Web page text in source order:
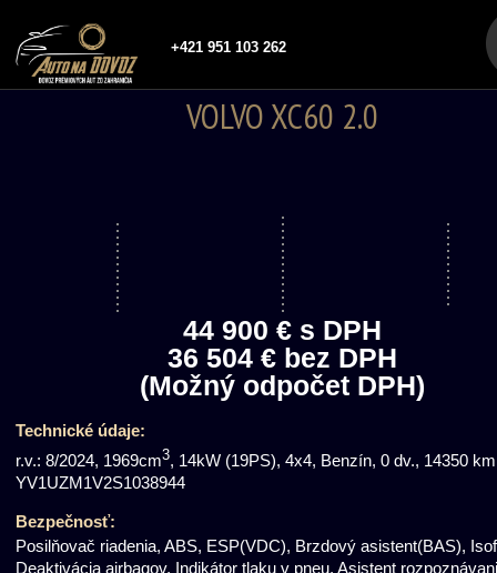
+421 951 103 262
VOLVO XC60 2.0
44 900 € s DPH
36 504 € bez DPH
(Možný odpočet DPH)
Technické údaje:
r.v.: 8/2024, 1969cm3, 14kW (19PS), 4x4, Benzín, 0 dv., 14350
YV1UZM1V2S1038944
Bezpečnosť:
Posilňovač riadenia, ABS, ESP(VDC), Brzdový asistent(BAS),
Deaktivácia airbagov, Indikátor tlaku v pneu, Asistent